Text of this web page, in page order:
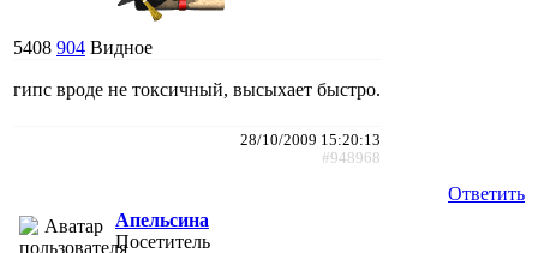
5408 904 Видное
гипс вроде не токсичный, высыхает быстро.
28/10/2009 15:20:13
#948968
Ответить
Апельсина
Посетитель